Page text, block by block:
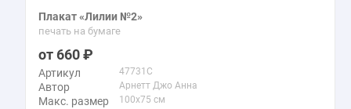
Плакат «Лилии №2»
печать на бумаге
660
Артикул 47731C
Автор Арнетт Джо Анна
Макс. размер 100x75 см